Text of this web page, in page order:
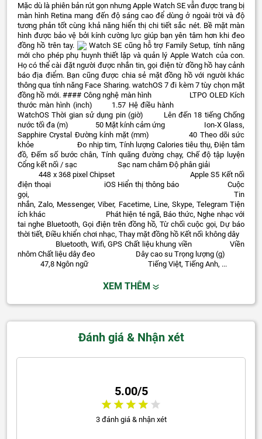
Mặc dù là phiên bản rút gọn nhưng Apple Watch SE vẫn được trang bị
màn hình Retina mang đến độ sáng cao để dùng ở ngoài trời và độ
tương phản tốt cùng khả năng hiển thị chi tiết sắc nét. Bề mặt màn
hình được bảo vệ bởi kính cường lực giúp bạn yên tâm hơn khi đeo
đồng hồ trên tay.
Watch SE cũng hỗ trợ Family Setup, tính năng
mới cho phép phụ huynh thiết lập và quản lý Apple Watch của con.
Họ có thể cài đặt người được nhắn tin, gọi điện từ đồng hồ hay cảnh
báo địa điểm. Bạn cũng được chia sẻ mặt đồng hồ với người khác
thông qua tính năng Face Sharing. watchOS 7 đi kèm 7 tùy chọn mặt
đồng hồ mới. #### Công nghệ màn hình LTPO OLED Kích
thước màn hình (inch) 1.57 Hệ điều hành
WatchOS Thời gian sử dụng pin (giờ) Lên đến 18 tiếng Chống
nước tối đa (m) 50 Mặt kính cảm ứng Ion-X Glass,
Sapphire Crystal Đường kính mặt (mm) 40 Theo dõi sức
khỏe Đo nhịp tim, Tính lượng Calories tiêu thụ, Điện tâm
đồ, Đếm số bước chân, Tính quãng đường chạy, Chế độ tập luyện
Cổng kết nối / sạc Sạc nam châm Độ phân giải
448 x 368 pixel Chipset Apple S5 Kết nối
điện thoại iOS Hiển thị thông báo Cuộc
gọi, Tin
nhắn, Zalo, Messenger, Viber, Facetime, Line, Skype, Telegram Tiện
ích khác Phát hiện té ngã, Báo thức, Nghe nhạc với
tai nghe Bluetooth, Gọi điện trên đồng hồ, Từ chối cuộc gọi, Dự báo
thời tiết, Điều khiển chơi nhạc, Thay mặt đồng hồ Kết nối không dây
Bluetooth, Wifi, GPS Chất liệu khung viền Viền
nhôm Chất liệu dây đeo Dây cao su Trọng lượng (g)
47,8 Ngôn ngữ Tiếng Việt, Tiếng Anh, ...
XEM THÊM
Đánh giá & Nhận xét
5.00/5
3 đánh giá & nhận xét